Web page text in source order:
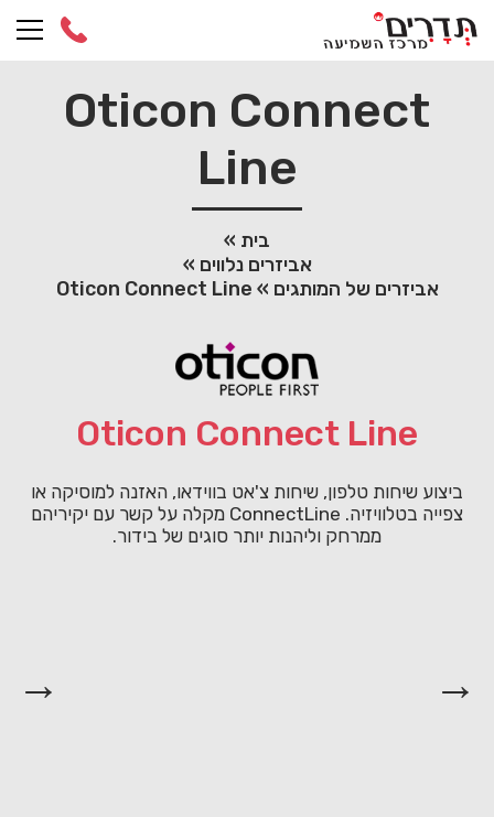
to
content
Oticon Connect
Line
בית »
אביזרים נלווים »
אביזרים של המותגים »
Oticon Connect Line
Oticon Connect Line
ביצוע שיחות טלפון, שיחות צ'אט בווידאו, האזנה למוסיקה או
צפייה בטלוויזיה. ConnectLine מקלה על קשר עם יקיריהם
ממרחק וליהנות יותר סוגים של בידור.